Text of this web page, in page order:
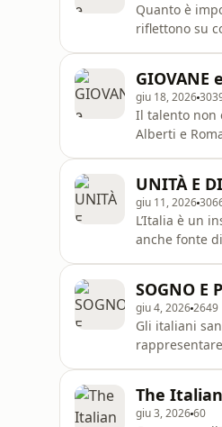
Quanto è
riflettono su
GIOVANE
giu 18, 2026
Il talento non
Alberti e
UNITÀ E
giu 11, 2026
L’Italia è un
anche fonte
può an
SOGNO E
giu 4, 20262649
Gli italiani
virtuoso.
The
giu 3, 202660